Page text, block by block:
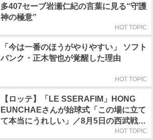
多407セーブ岩瀬仁紀の言葉に見る“守護
神の極意”
HOT TOPIC
「今は一番のほうがやりやすい」 ソフト
バンク・正木智也が覚醒した理由
HOT TOPIC
【ロッテ】「LE SSERAFIM」HONG
EUNCHAEさんが始球式「この場に立て
て本当にうれしい」／8月5日の西武戦
HOT TOPIC